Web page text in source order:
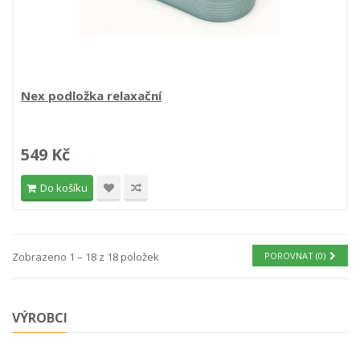
Nex podložka relaxační
549 Kč
Do košíku
POROVNAT (0)
Zobrazeno 1 – 18 z 18 položek
VÝROBCI